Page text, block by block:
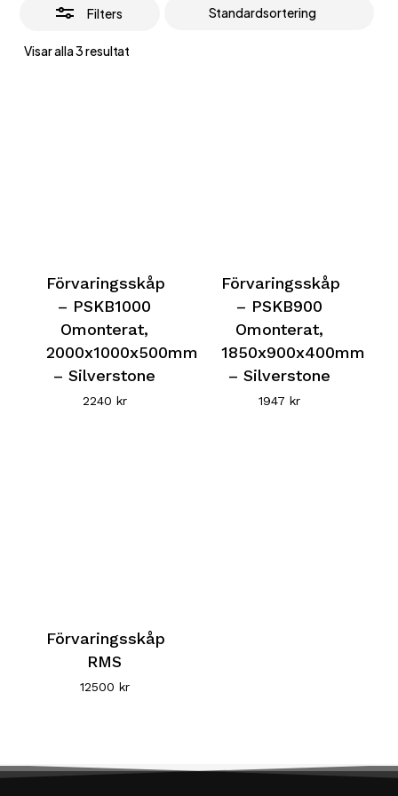
Filters
Visar alla 3 resultat
Förvaringsskåp
– PSKB1000
Omonterat,
2000x1000x500mm
– Silverstone
2240 kr
Förvaringsskåp
– PSKB900
Omonterat,
1850x900x400mm
– Silverstone
1947 kr
Förvaringsskåp
RMS
12500 kr